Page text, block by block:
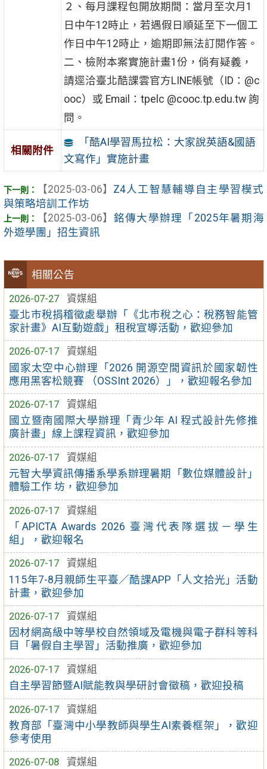
相關公告
2026-07-27
資媒組
臺北市稅捐稽徵處舉辦「《北市稅之心：稅務智能管
家計畫》AI互動遊戲」租稅宣導活動，歡迎參加
2026-07-17
資媒組
國家太空中心辦理「2026 開源空間資訊於國家韌性
應用黑客松競賽 （OSSInt 2026）」，歡迎報名參加
2026-07-17
資媒組
國立暨南國際大學辦理「青少年 AI 程式設計先修推
廣計畫」線上課程資訊，歡迎參加
2026-07-17
資媒組
元智大學資訊傳播系學系辦理暑期「數位媒體設計」
體驗工作 坊，歡迎參加
2026-07-17
資媒組
「APICTA Awards 2026 臺灣代表隊選拔－學生
組」，歡迎報名
2026-07-17
資媒組
115年7-8月親師生平臺／酷課APP「人文拾光」活動
計畫，歡迎參加
2026-07-17
資媒組
因材網高級中等學校自然領域及電機與電子群科等科
目「暑假自主學習」活動推廣，歡迎參加
2026-07-17
資媒組
自主學習節暨AI賦能教與學研討會徵稿，歡迎投稿
2026-07-17
資媒組
教育部「臺灣中小學教師與學生AI素養框架」，歡迎
參考使用
2026-07-08
資媒組
２、每月課程包開放期間：當月至次月1
日中午12時止，若遇假日順延至下一個工
作日中午12時止，逾期即無法訂閱作答。
二、檢附本案實施計畫1份，倘有疑義，
請逕洽臺北酷課雲官方LINE帳號（ID：@c
ooc）或 Email：tpelc @cooc.tp.edu.tw 詢
問。
相關附件
「酷AI學習馬拉松：大家說英語&國語
文寫作」實施計畫
【2025-03-06】 Z4人工智慧輔導自主學習模式
與策略培訓工作坊
【2025-03-06】 銘傳大學辦理「2025年暑期海
外遊學團」招生資訊